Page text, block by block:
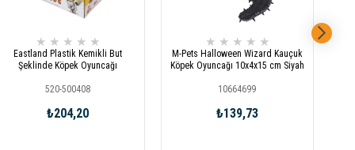
★ ★ ★ ★ ★
Eastland Plastik Kemikli But
Şeklinde Köpek Oyuncağı
520-500408
₺204,20
★ ★ ★ ★ ★
M-Pets Halloween Wizard Kauçuk
Köpek Oyuncağı 10x4x15 cm Siyah
10664699
₺139,73